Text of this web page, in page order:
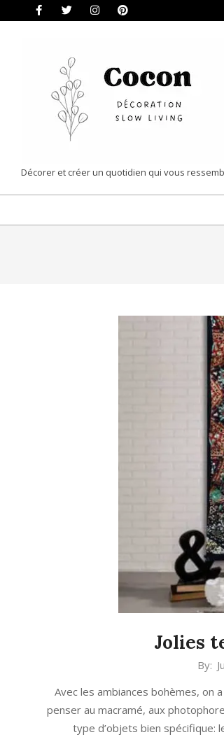
COCON
|
DÉCORATION
Décorer et créer un quotidien qui vous
Jolies
By:
Avec les ambiances bohèmes, on
penser au macramé, aux
type d’objets bien spécifique: